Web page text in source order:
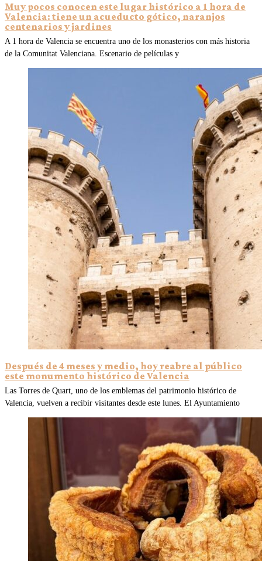
Muy pocos conocen este lugar histórico a 1 hora de
Valencia: tiene un acueducto gótico, naranjos
centenarios y jardines
A 1 hora de Valencia se encuentra uno de los monasterios con más historia
de la Comunitat Valenciana. Escenario de películas y
Después de 4 meses y medio, hoy reabre al público
este monumento histórico de Valencia
Las Torres de Quart, uno de los emblemas del patrimonio histórico de
Valencia, vuelven a recibir visitantes desde este lunes. El Ayuntamiento